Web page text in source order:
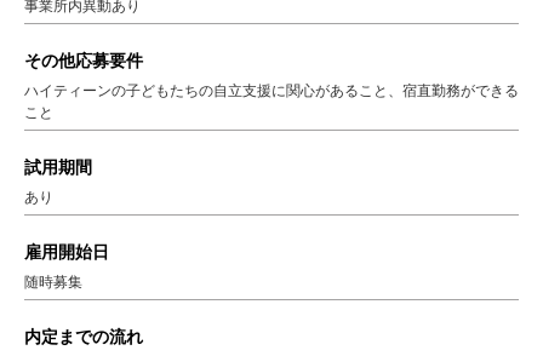
事業所内異動あり
その他応募要件
ハイティーンの子どもたちの自立支援に関心があること、宿直勤務ができる
こと
試用期間
あり
雇用開始日
随時募集
内定までの流れ